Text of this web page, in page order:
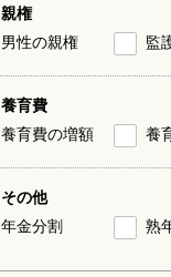
親権
男性の親権
監
養育費
養育費の増額
養
その他
年金分割
熟